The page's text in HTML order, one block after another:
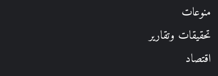
منوعات
تحقيقات وتقارير
اقتصاد